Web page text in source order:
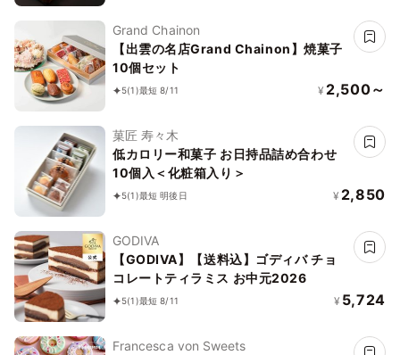
Grand Chainon
【出雲の名店Grand Chainon】焼菓子
10個セット
5(1)最短 8/11 ¥ 2,500～
菓匠 寿々木
低カロリー和菓子 お日持品詰め合わせ
10個入＜化粧箱入り＞
5(1)最短 明後日 ¥ 2,850
GODIVA
【GODIVA】【送料込】ゴディバ チョ
コレートティラミス お中元2026
5(1)最短 8/11 ¥ 5,724
Francesca von Sweets